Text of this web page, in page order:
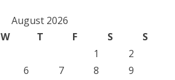
August 2026
W T F S
S
1
2
6 7 8
9